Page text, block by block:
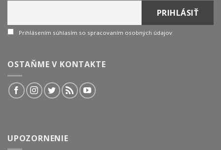
Prihlásením súhlasím so spracovaním osobných údajov
OSTAŇME V KONTAKTE
UPOZORNENIE